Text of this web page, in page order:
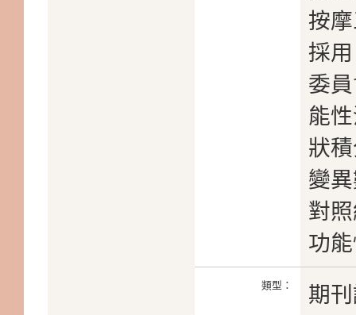
按
採
委
能
狀
變
對
功
類型： 期